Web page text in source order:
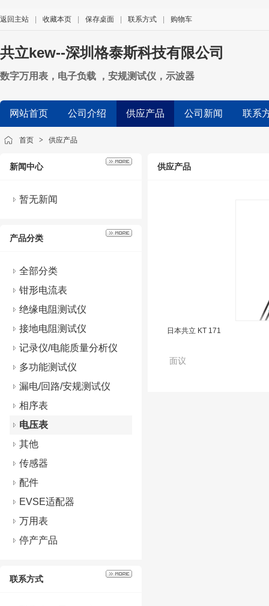
返回主站 收藏本页 保存桌面 联系方式 购物车
共立kew--深圳格泰斯科技有限公司
数字万用表，电子负载 ，安规测试仪，示波器
网站首页 公司介绍 供应产品 公司新闻 联系
首页 > 供应产品
新闻中心
暂无新闻
产品分类
全部分类
钳形电流表
绝缘电阻测试仪
接地电阻测试仪
记录仪/电能质量分析仪
多功能测试仪
漏电/回路/安规测试仪
相序表
电压表
其他
传感器
配件
EVSE适配器
万用表
停产产品
联系方式
供应产品
日本共立 KT 171
面议